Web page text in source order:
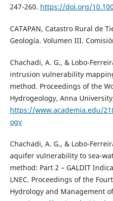
247-260. https://doi.org/
CATAPAN, Catastro Rural de
Geología. Volumen III.
Chachadi, A. G., & Lobo-
intrusion vulnerability
method. Proceedings of the
Hydrogeology, Anna
https://www.academia.edu/
ogy
Chachadi, A. G., & Lobo-
aquifer vulnerability to sea-
method: Part 2 – GALDIT
LNEC. Proceedings of the
Hydrology and Management